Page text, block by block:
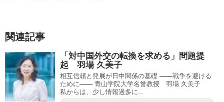
関連記事
「対中国外交の転換を求める」問題提
起 羽場 久美子
相互信頼と発展が日中関係の基礎 ――戦争を避ける
ために―― 青山学院大学名誉教授 羽場 久美子
私からは、少し情報過多に...